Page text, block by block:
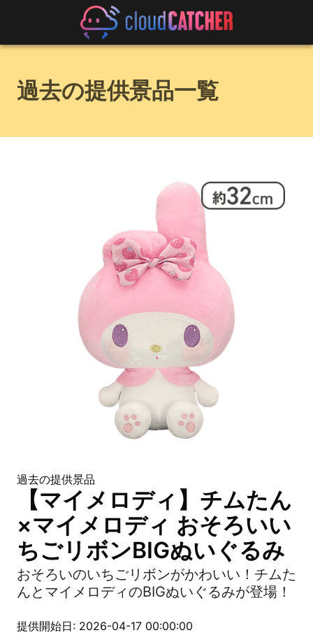
過去の提供景品一覧
過去の提供景品
【マイメロディ】チムたん
×マイメロディ おそろいい
ちごリボンBIGぬいぐるみ
おそろいのいちごリボンがかわいい！チムた
んとマイメロディのBIGぬいぐるみが登場！
提供開始日: 2026-04-17 00:00:00